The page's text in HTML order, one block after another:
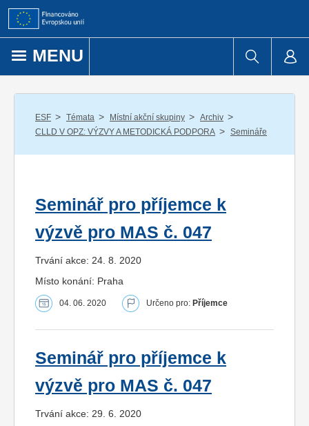
Přejít k obsahu
MENU
ESF / Témata / Místní akční skupiny / Archiv /
CLLD V OPZ: VÝZVY A METODICKÁ PODPORA / Semináře
Seminář pro příjemce k
výzvě pro MAS č. 047
Trvání akce: 24. 8. 2020
Místo konání: Praha
04. 06. 2020 Určeno pro: Příjemce
Seminář pro příjemce k
výzvě pro MAS č. 047
Trvání akce: 29. 6. 2020